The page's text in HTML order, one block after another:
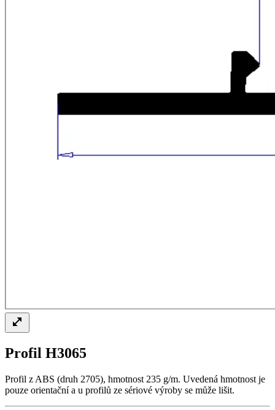
Profil H3065
Profil z ABS (druh 2705), hmotnost 235 g/m. Uvedená hmotnost je
pouze orientační a u profilů ze sériové výroby se může lišit.